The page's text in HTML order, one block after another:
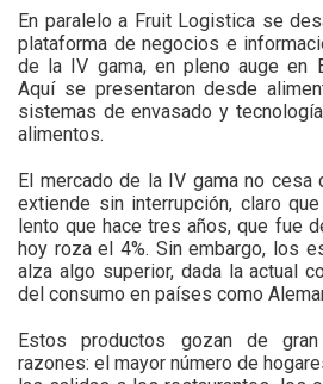
En paralelo a Fruit Logistica se
plataforma de negocios e
de la IV gama, en pleno auge en
Aquí se presentaron desde
sistemas de envasado y
alimentos.
El mercado de la IV gama no cesa
extiende sin interrupción, claro
lento que hace tres años, que fue
hoy roza el 4%. Sin embargo, los
alza algo superior, dada la actual
del consumo en países como
Estos productos gozan de
razones: el mayor número de